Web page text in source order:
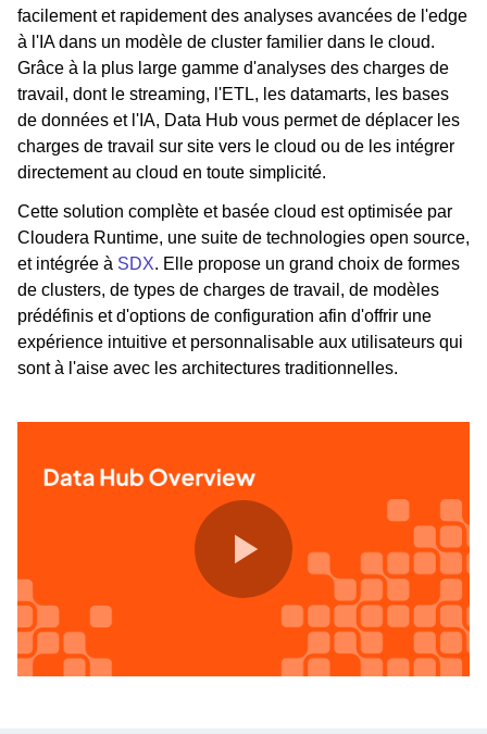
facilement et rapidement des analyses avancées de l'edge
à l'IA dans un modèle de cluster familier dans le cloud.
Grâce à la plus large gamme d'analyses des charges de
travail, dont le streaming, l'ETL, les datamarts, les bases
de données et l'IA, Data Hub vous permet de déplacer les
charges de travail sur site vers le cloud ou de les intégrer
directement au cloud en toute simplicité.
Cette solution complète et basée cloud est optimisée par
Cloudera Runtime, une suite de technologies open source,
et intégrée à SDX. Elle propose un grand choix de formes
de clusters, de types de charges de travail, de modèles
prédéfinis et d'options de configuration afin d'offrir une
expérience intuitive et personnalisable aux utilisateurs qui
sont à l'aise avec les architectures traditionnelles.